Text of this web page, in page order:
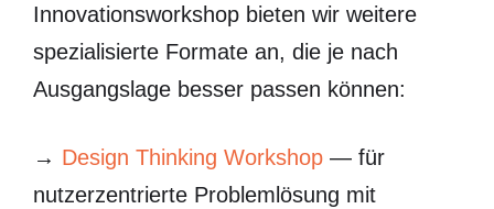
Innovationsworkshop bieten wir weitere
spezialisierte Formate an, die je nach
Ausgangslage besser passen können:
→ Design Thinking Workshop — für
nutzerzentrierte Problemlösung mit